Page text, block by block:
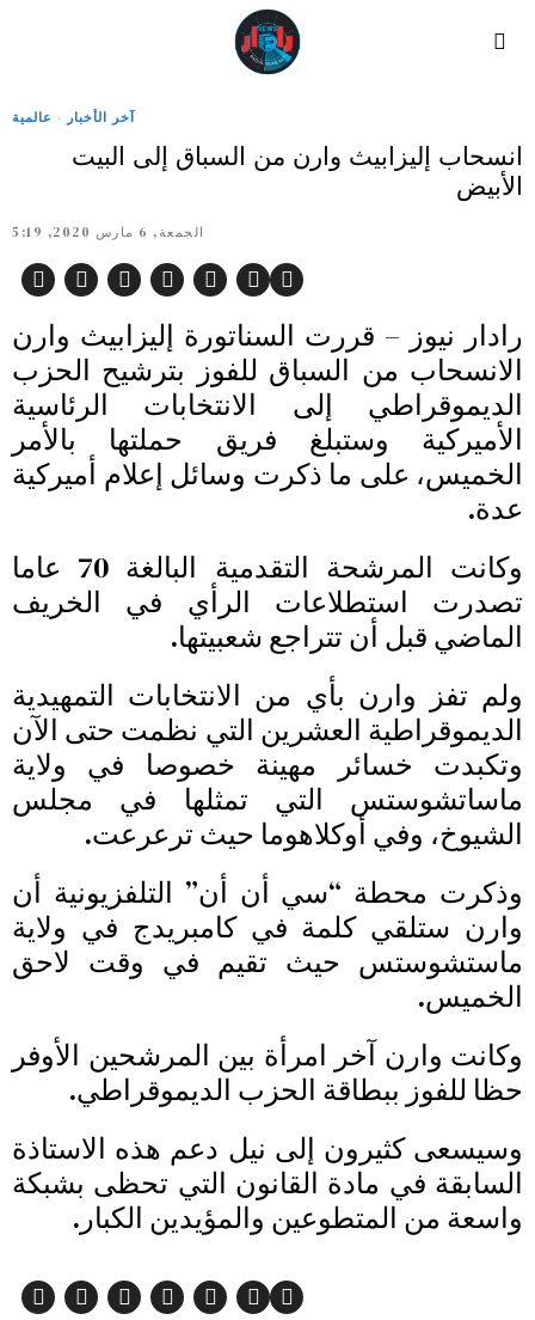
آخر الأخبار · عالمية
انسحاب إليزابيث وارن من السباق إلى البيت
الأبيض
الجمعة, 6 مارس 2020, 5:19
رادار نيوز – قررت السناتورة إليزابيث وارن
الانسحاب من السباق للفوز بترشيح الحزب
الديموقراطي إلى الانتخابات الرئاسية
الأميركية وستبلغ فريق حملتها بالأمر
الخميس، على ما ذكرت وسائل إعلام أميركية
عدة.
وكانت المرشحة التقدمية البالغة 70 عاما
تصدرت استطلاعات الرأي في الخريف
الماضي قبل أن تتراجع شعبيتها.
ولم تفز وارن بأي من الانتخابات التمهيدية
الديموقراطية العشرين التي نظمت حتى الآن
وتكبدت خسائر مهينة خصوصا في ولاية
ماساتشوستس التي تمثلها في مجلس
الشيوخ، وفي أوكلاهوما حيث ترعرعت.
وذكرت محطة “سي أن أن” التلفزيونية أن
وارن ستلقي كلمة في كامبريدج في ولاية
ماستشوستس حيث تقيم في وقت لاحق
الخميس.
وكانت وارن آخر امرأة بين المرشحين الأوفر
حظا للفوز ببطاقة الحزب الديموقراطي.
وسيسعى كثيرون إلى نيل دعم هذه الاستاذة
السابقة في مادة القانون التي تحظى بشبكة
واسعة من المتطوعين والمؤيدين الكبار.